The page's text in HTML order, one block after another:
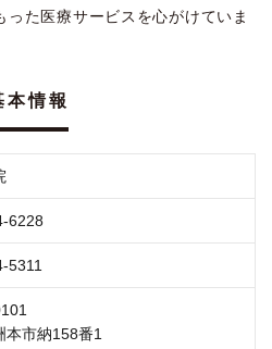
った医療サービスを心がけていま
本情報
6228
5311
本市納158番1